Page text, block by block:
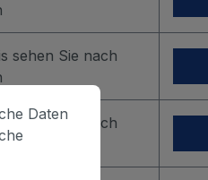
sehen Sie nach
sehen Sie nach
Daten